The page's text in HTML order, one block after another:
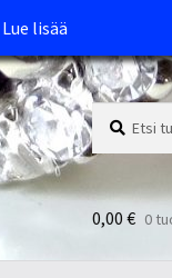
Lue lisää
Etsi:
Haku
0,00 € 0